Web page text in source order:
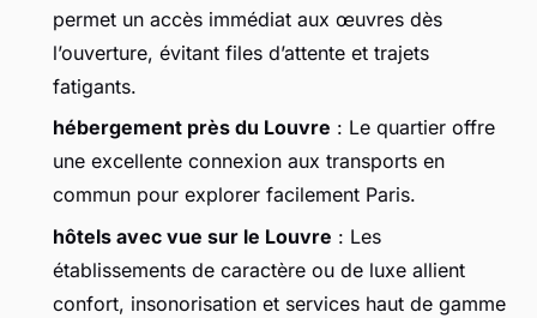
permet un accès immédiat aux œuvres dès
l’ouverture, évitant files d’attente et trajets
fatigants.
hébergement près du Louvre : Le quartier offre
une excellente connexion aux transports en
commun pour explorer facilement Paris.
hôtels avec vue sur le Louvre : Les
établissements de caractère ou de luxe allient
confort, insonorisation et services haut de gamme